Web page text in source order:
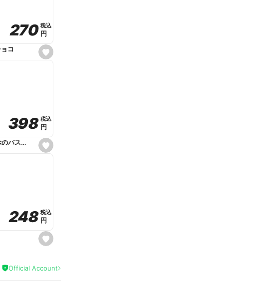
s
e
e
270
270 税込
税込
円
円
コ
s
e
e
398
398 税込
税込
円
円
たんぱく質が摂れる!豚しゃぶのパスタサラダ
s
e
a
248
248 税込
税込
円
円
Official Account